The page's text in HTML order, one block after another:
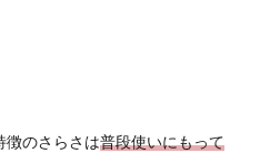
徴のさらさは普段使いにもって